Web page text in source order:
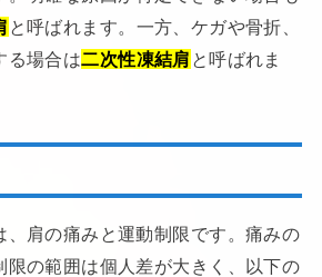
と呼ばれます。一方、ケガや骨折、
る場合は二次性凍結肩 と呼ばれま
、肩の痛みと運動制限です。痛みの
限の範囲は個人差が大きく、以下の